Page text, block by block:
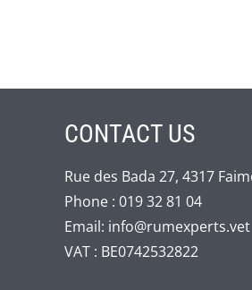
CONTACT US
Rue des Bada 27, 4317
Phone : 019 32 81 04
Email: info@rumexperts.vet
VAT : BE0742532822